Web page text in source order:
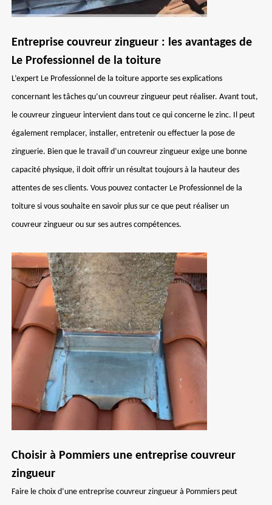
Entreprise couvreur zingueur : les avantages de
Le Professionnel de la toiture
L’expert Le Professionnel de la toiture apporte ses explications
concernant les tâches qu’un couvreur zingueur peut réaliser. Avant tout,
le couvreur zingueur intervient dans tout ce qui concerne le zinc. Il peut
également remplacer, installer, entretenir ou effectuer la pose de
zinguerie. Bien que le travail d’un couvreur zingueur exige une bonne
capacité physique, il doit offrir un résultat toujours à la hauteur des
attentes de ses clients. Vous pouvez contacter Le Professionnel de la
toiture si vous souhaite en savoir plus sur ce que peut réaliser un
couvreur zingueur ou sur ses autres compétences.
Choisir à Pommiers une entreprise couvreur
zingueur
Faire le choix d’une entreprise couvreur zingueur à Pommiers peut